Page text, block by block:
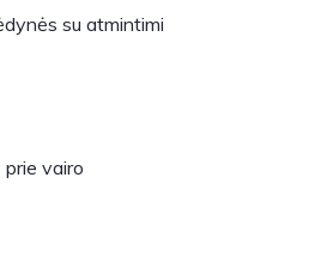
su atmintimi
vairo